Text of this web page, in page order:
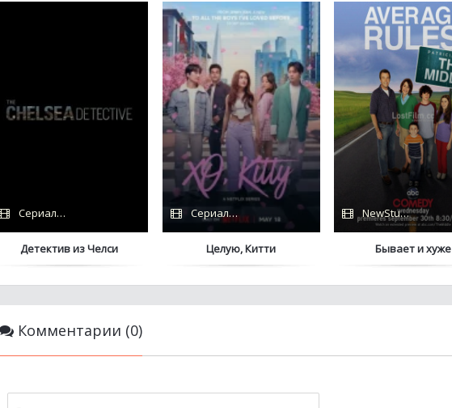
Сериалы 2022 / Coldfilm
Детектив из Челси
Сериалы 2023 / BaibaKo / Дубляж / Netflix
Целую, Китти
NewStudio
Бывает и хуже
Комментарии (0)